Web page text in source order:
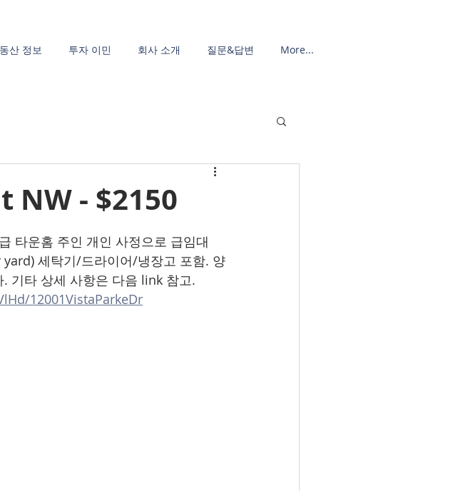
산 정보 투자 이민 회사 소개 질문&답변 More...
NW - $2150
타운홈 주인 개인 사정으로 급임대
세탁기/드라이어/냉장고 포함. 양
기타 상세 사항은 다음 link 참고.
12001VistaParkeDr